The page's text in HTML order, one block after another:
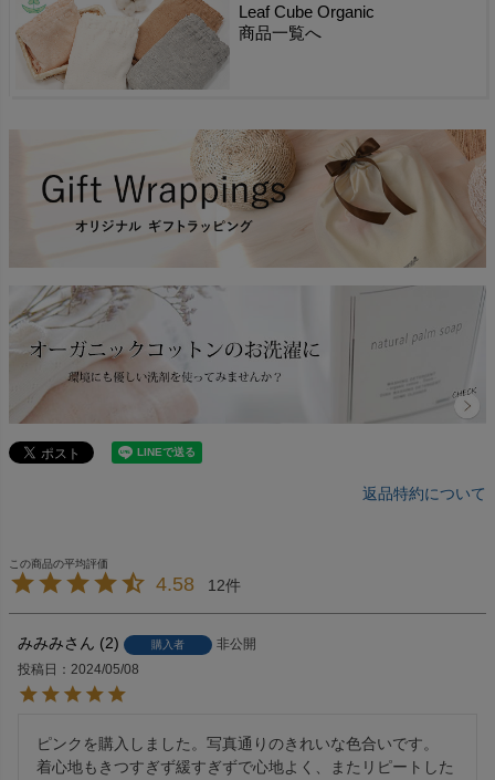
Leaf Cube Organic
商品一覧へ
返品特約について
4.58 12
みみみ 2 購入者
非公開
投稿日
2024/05/08
ピンクを購入しました。写真通りのきれいな色合いです。
着心地もきつすぎず緩すぎずで心地よく、またリピートした